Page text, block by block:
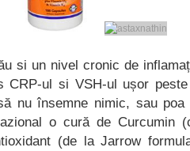
si un nivel cronic de
CRP-ul si VSH-ul ușor
nu însemne nimic, sau
o cură de Curcumin
(de la Jarrow